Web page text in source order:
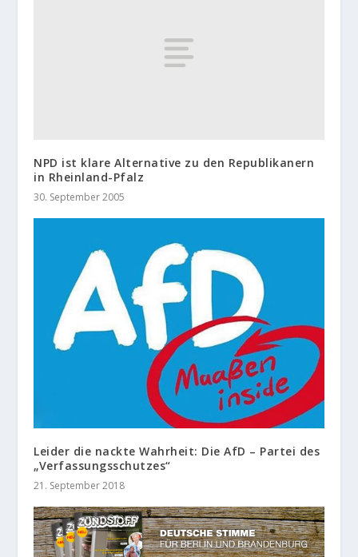
NPD ist klare Alternative zu den Republikanern
in Rheinland-Pfalz
30. September 2005
Leider die nackte Wahrheit: Die AfD – Partei des
„Verfassungsschutzes“
21. September 2018